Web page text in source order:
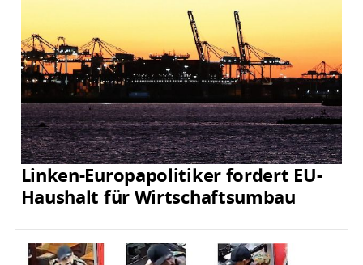
Linken-Europapolitiker fordert EU-
Haushalt für Wirtschaftsumbau